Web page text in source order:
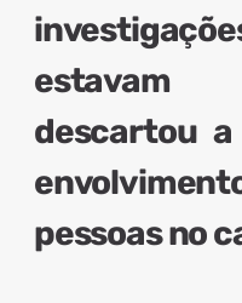
estavam
descartou a
pessoas no